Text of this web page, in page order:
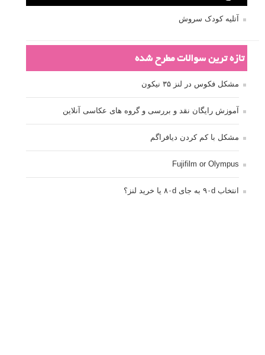
آتلیه کودک سروش
تازه ترین سوالات مطرح شده
مشکل فکوس در لنز ۳۵ نیکون
آموزش رایگان نقد و بررسی و گروه های عکاسی آنلاین
مشکل با کم کردن دیافراگم
Fujifilm or Olympus
انتخاب ۹۰d به جای ۸۰d یا خرید لنز؟